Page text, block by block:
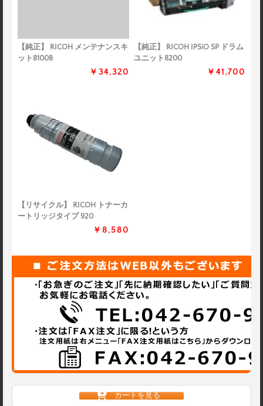
【純正】 RICOH メンテナンスキ
ット8100B
￥34,320
【純正】 RICOH IPSiO SP ドラム
ユニット8200
￥41,700
【リサイクル】 RICOH トナーカ
ートリッジタイプ 920
￥8,580
カートを見る